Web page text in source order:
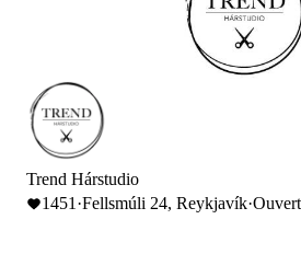
Trend Hárstudio
1451 ·Fellsmúli 24, Reykjavík·